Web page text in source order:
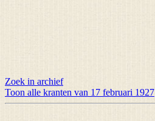
Zoek in archief
Toon alle kranten van 17 februari 1927